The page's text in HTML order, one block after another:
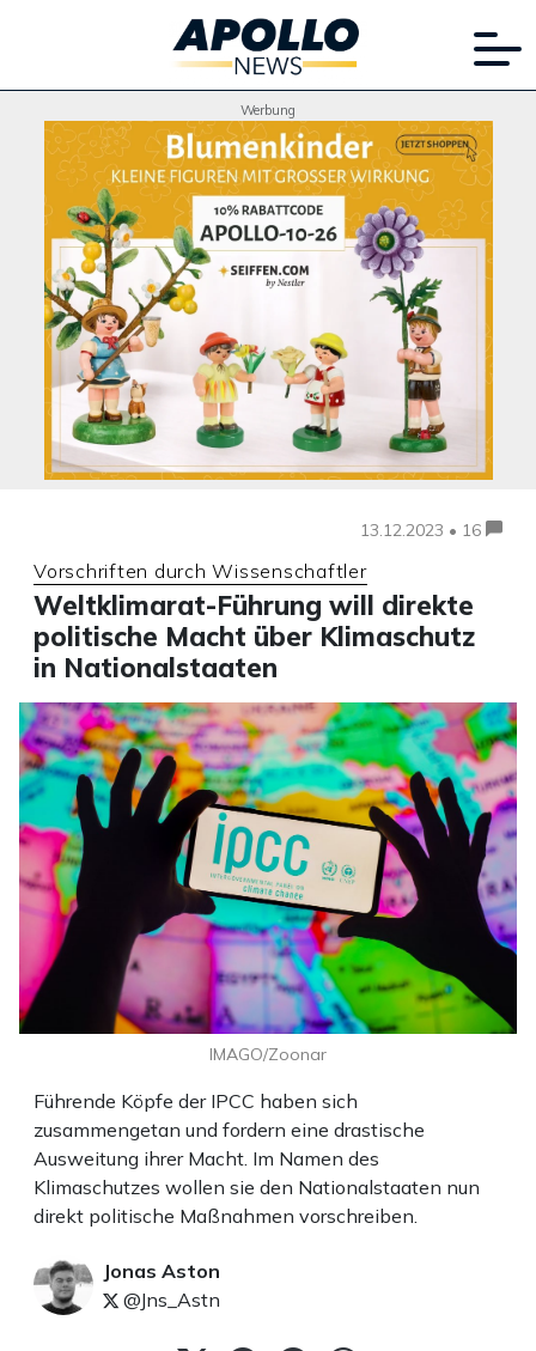
Werbung
13.12.2023 • 16
Vorschriften durch Wissenschaftler
Weltklimarat-Führung will direkte
politische Macht über Klimaschutz
in Nationalstaaten
Führende Köpfe der IPCC haben sich
zusammengetan und fordern eine drastische
Ausweitung ihrer Macht. Im Namen des
Klimaschutzes wollen sie den Nationalstaaten nun
direkt politische Maßnahmen vorschreiben.
Jonas Aston
@Jns_Astn
IMAGO/Zoonar